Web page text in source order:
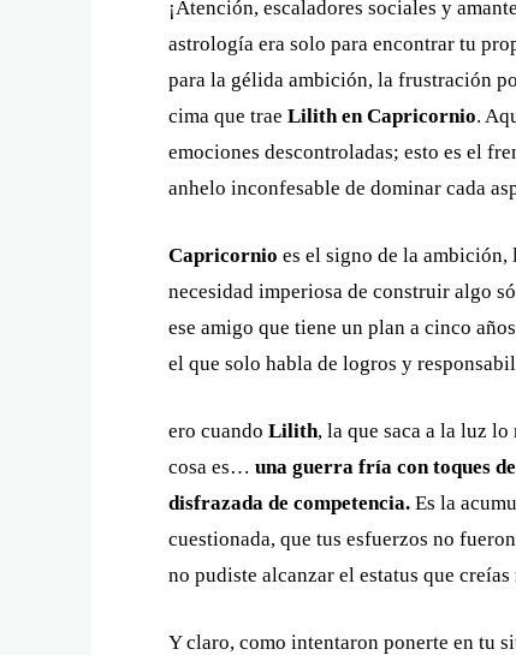
¡Atención, escaladores sociales y
astrología era solo para encontrar tu
para la gélida ambición, la frustración
cima que trae Lilith en Capricornio.
emociones descontroladas; esto es el
anhelo inconfesable de dominar cada
Capricornio es el signo de la
necesidad imperiosa de construir algo
ese amigo que tiene un plan a cinco
el que solo habla de logros y
ero cuando Lilith, la que saca a la luz
cosa es… una guerra fría con toques
disfrazada de competencia. Es la
cuestionada, que tus esfuerzos no
no pudiste alcanzar el estatus que creías
Y claro, como intentaron ponerte en tu